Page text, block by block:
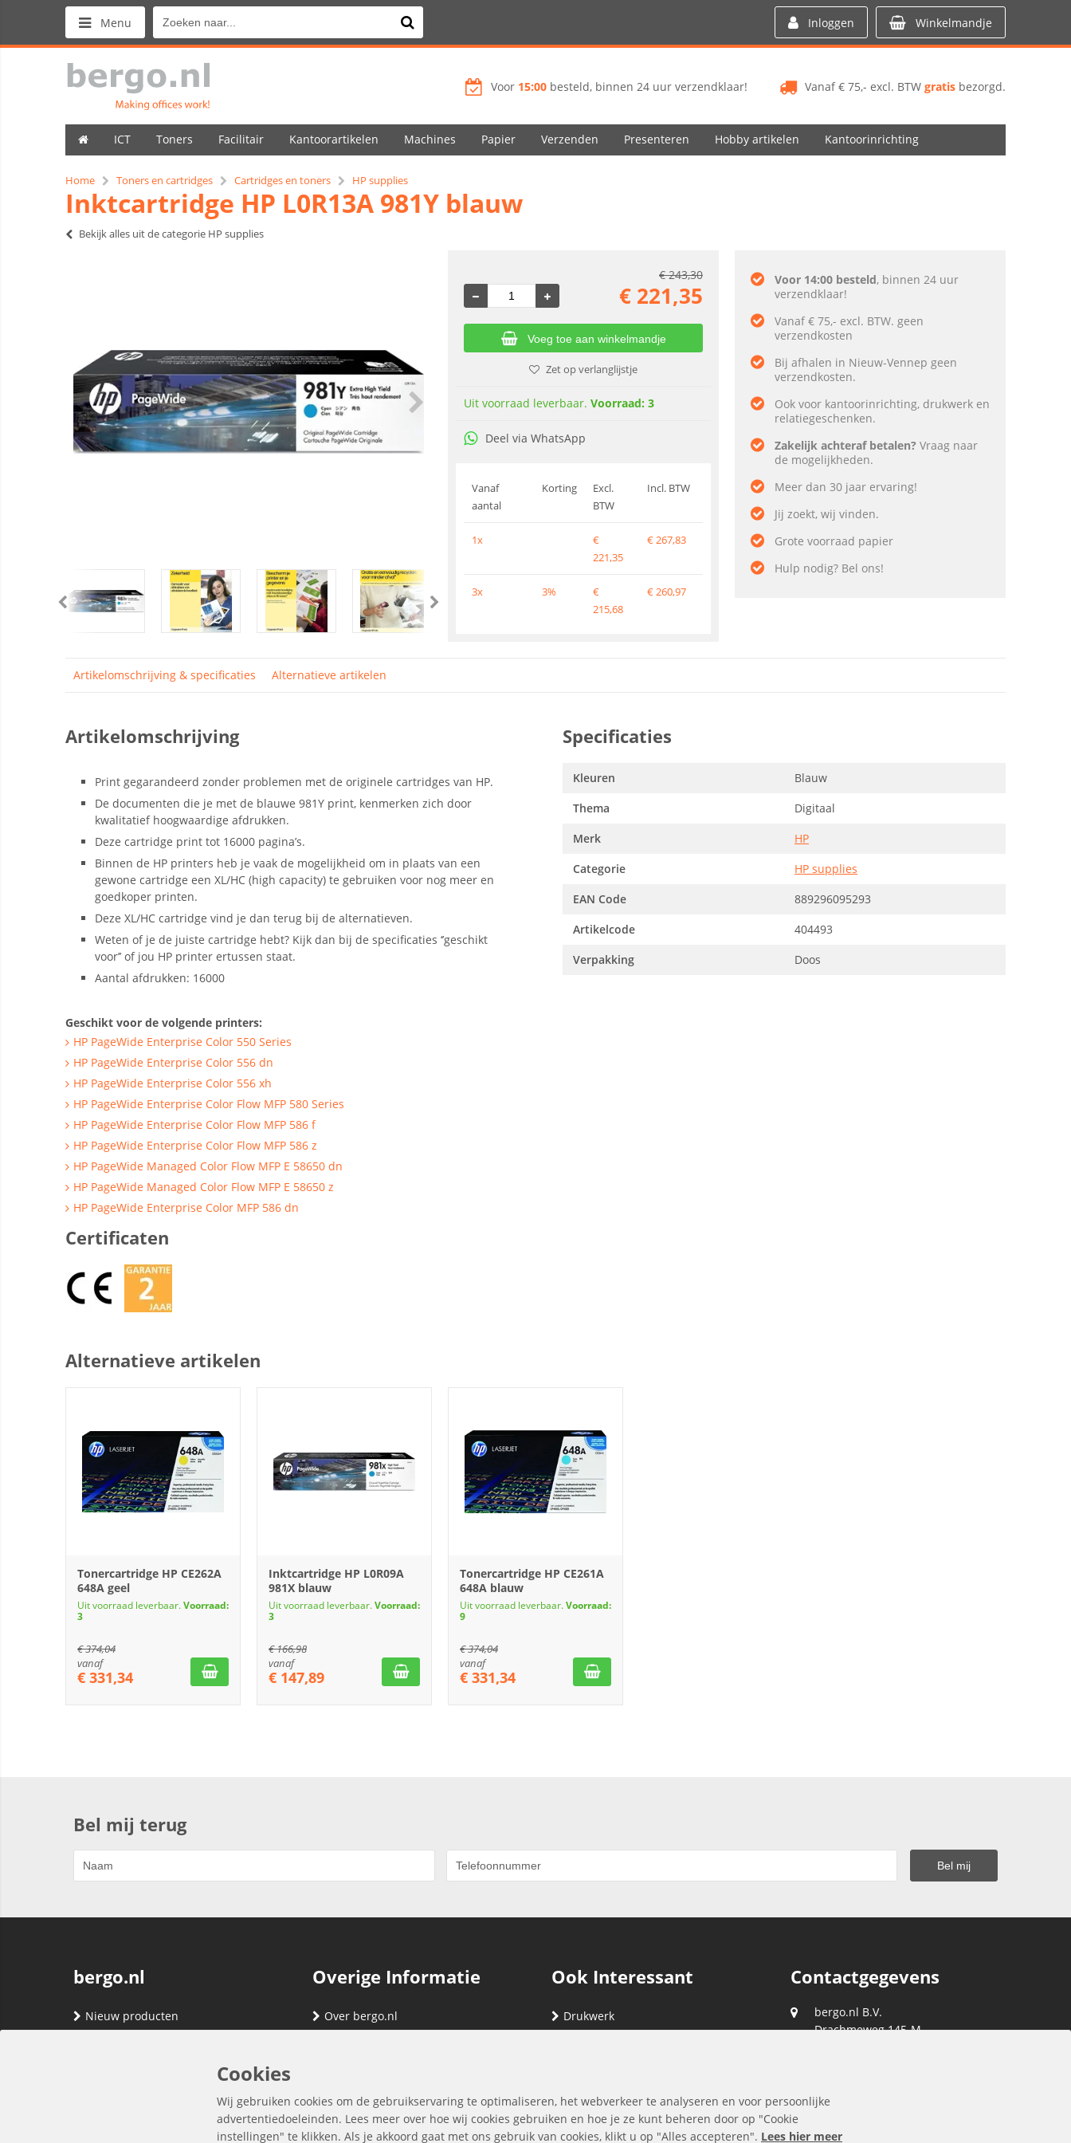
Menu Inloggen Winkelmandje
Vanaf € 75,- excl. BTW gratis bezorgd.
Voor 15:00 besteld, binnen 24 uur verzendklaar!
ICT Toners Facilitair Kantoorartikelen Machines Papier Verzenden Presenteren Hobby artikelen Kantoorinrichting
Home Toners en cartridges Cartridges en toners HP supplies
Inktcartridge HP L0R13A 981Y blauw
Bekijk alles uit de categorie HP supplies
€243,30
€ 221,35
Voeg toe aan winkelmandje
Zet op verlanglijstje
Uit voorraad leverbaar. Voorraad: 3
Deel via WhatsApp
Vanaf
aantal
Korting
Excl.
BTW
Incl. BTW
1x
€
221,35
€267,83
3x 3%
€
215,68
€260,97
Voor 14:00 besteld, binnen 24 uur
verzendklaar!
Vanaf € 75,- excl. BTW. geen
verzendkosten
Bij afhalen in Nieuw-Vennep geen
verzendkosten.
Ook voor kantoorinrichting, drukwerk en
relatiegeschenken.
Zakelijk achteraf betalen? Vraag naar
de mogelijkheden.
Meer dan 30 jaar ervaring!
Jij zoekt, wij vinden.
Grote voorraad papier
Hulp nodig? Bel ons!
Artikelomschrijving & specificaties Alternatieve artikelen
Artikelomschrijving
Print gegarandeerd zonder problemen met de originele cartridges van HP.
De documenten die je met de blauwe 981Y print, kenmerken zich door
kwalitatief hoogwaardige afdrukken.
Deze cartridge print tot 16000 pagina’s.
Binnen de HP printers heb je vaak de mogelijkheid om in plaats van een
gewone cartridge een XL/HC (high capacity) te gebruiken voor nog meer en
goedkoper printen.
Deze XL/HC cartridge vind je dan terug bij de alternatieven.
Weten of je de juiste cartridge hebt? Kijk dan bij de specificaties ‘’geschikt
voor’’ of jou HP printer ertussen staat.
Aantal afdrukken: 16000
Geschikt voor de volgende printers:
HP PageWide Enterprise Color 550 Series
HP PageWide Enterprise Color 556 dn
HP PageWide Enterprise Color 556 xh
HP PageWide Enterprise Color Flow MFP 580 Series
HP PageWide Enterprise Color Flow MFP 586 f
HP PageWide Enterprise Color Flow MFP 586 z
HP PageWide Managed Color Flow MFP E 58650 dn
HP PageWide Managed Color Flow MFP E 58650 z
HP PageWide Enterprise Color MFP 586 dn
Certificaten
Specificaties
Kleuren
Blauw
Thema
Digitaal
Merk
HP
Categorie
HP supplies
EAN Code
889296095293
Artikelcode
404493
Verpakking
Doos
Alternatieve artikelen
Tonercartridge HP CE262A
648A geel
Uit voorraad leverbaar.Voorraad:
3
€374,04
vanaf
€ 331,34
Inktcartridge HP L0R09A
981X blauw
Uit voorraad leverbaar.Voorraad:
3
€166,98
vanaf
€ 147,89
Tonercartridge HP CE261A
648A blauw
Uit voorraad leverbaar.Voorraad:
9
€374,04
vanaf
€ 331,34
Bel mij terug
bergo.nl
Nieuw producten
Overige Informatie
Over bergo.nl
Algemene Voorwaarden
Ook Interessant
Drukwerk
Contactgegevens
bergo.nl B.V.
Drachmeweg 145-M
Cookies
Wij gebruiken cookies om de gebruikservaring te optimaliseren, het webverkeer te analyseren en voor persoonlijke
advertentiedoeleinden. Lees meer over hoe wij cookies gebruiken en hoe je ze kunt beheren door op "Cookie
instellingen" te klikken. Als je akkoord gaat met ons gebruik van cookies, klikt u op "Alles accepteren". Lees hier meer